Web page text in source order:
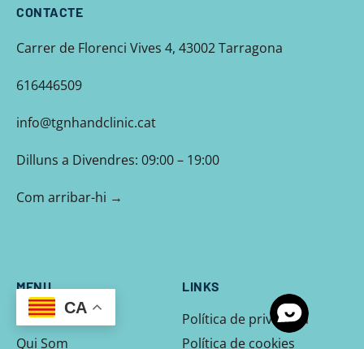
CONTACTE
Carrer de Florenci Vives 4, 43002 Tarragona
616446509
info@tgnhandclinic.cat
Dilluns a Divendres: 09:00 – 19:00
Com arribar-hi →
MENU
Home
Qui Som
LINKS
Política de privadesa
Política de cookies
CA